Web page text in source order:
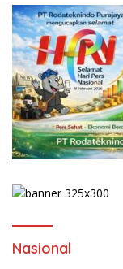
Nasional